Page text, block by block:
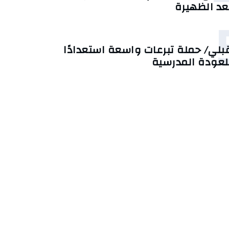
الظهيرة
حملة تبرعات واسعة استعدادًا
المدرسية